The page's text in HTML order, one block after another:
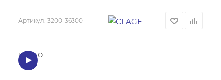
Артикул: 3200-36300
ВИДЕО